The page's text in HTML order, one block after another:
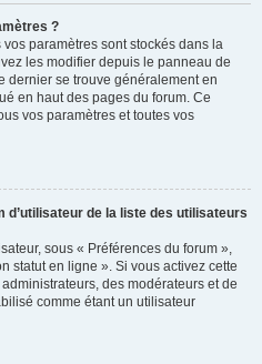
?
paramètres sont stockés dans la
les modifier depuis le panneau de
dernier se trouve généralement en
en haut des pages du forum. Ce
vos paramètres et toutes vos
d’utilisateur de la liste des utilisateurs
sous « Préférences du forum »,
statut en ligne ». Si vous activez cette
des modérateurs et de
comme étant un utilisateur